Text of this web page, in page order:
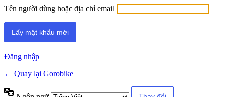
Tên người dùng hoặc địa chỉ email
Đăng nhập
← Quay lại Gorobike